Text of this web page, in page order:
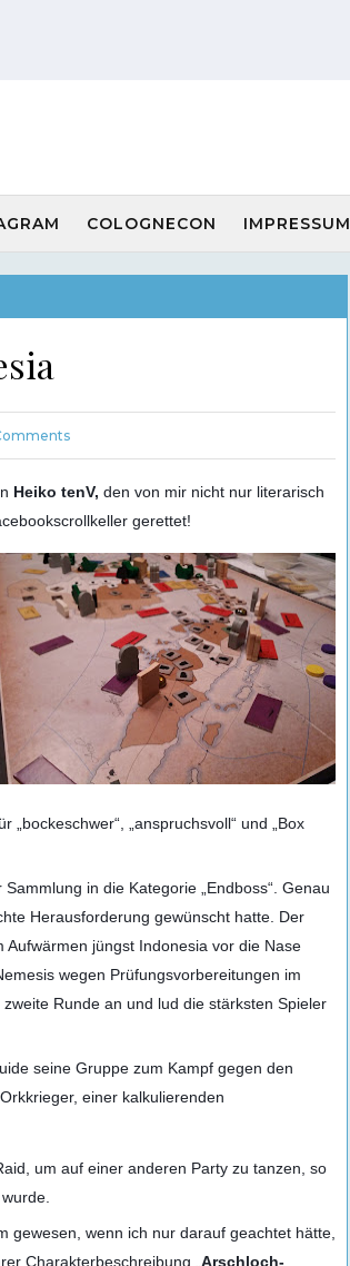
COLOGNECON IMPRESSUM
Heiko tenV, den von mir nicht nur literarisch
gerettet!
„anspruchsvoll“ und „Box
in die Kategorie „Endboss“. Genau
Herausforderung gewünscht hatte. Der
jüngst Indonesia vor die Nase
wegen Prüfungsvorbereitungen im
Runde an und lud die stärksten Spieler
seine Gruppe zum Kampf gegen den
einer kalkulierenden
um auf einer anderen Party zu tanzen, so
gewesen, wenn ich nur darauf geachtet hätte,
Charakterbeschreibung „ Arschloch-